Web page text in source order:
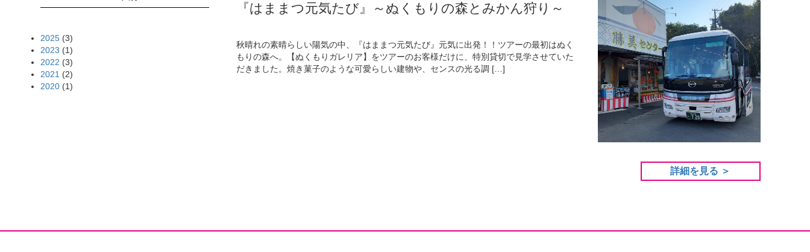
2025 (3)
2023 (1)
2022 (3)
2021 (2)
2020 (1)
『はままつ元気たび』～ぬくもりの森とみかん狩り～
秋晴れの素晴らしい陽気の中、『はままつ元気たび』元気に出発！！ツアーの最初はぬく
もりの森へ。【ぬくもりガレリア】をツアーのお客様だけに、特別貸切で見学させていた
だきました。焼き菓子のような可愛らしい建物や、センスの光る調 […]
詳細を見る ＞